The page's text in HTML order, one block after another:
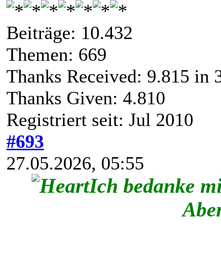
Beiträge: 10.432
Themen: 669
Thanks Received: 9.815 in
Thanks Given: 4.810
Registriert seit: Jul 2010
#693
27.05.2026, 05:55
Ich bedanke